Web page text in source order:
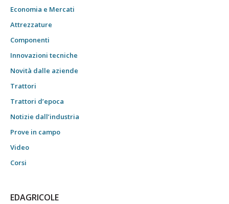
Economia e Mercati
Attrezzature
Componenti
Innovazioni tecniche
Novità dalle aziende
Trattori
Trattori d’epoca
Notizie dall’industria
Prove in campo
Video
Corsi
EDAGRICOLE